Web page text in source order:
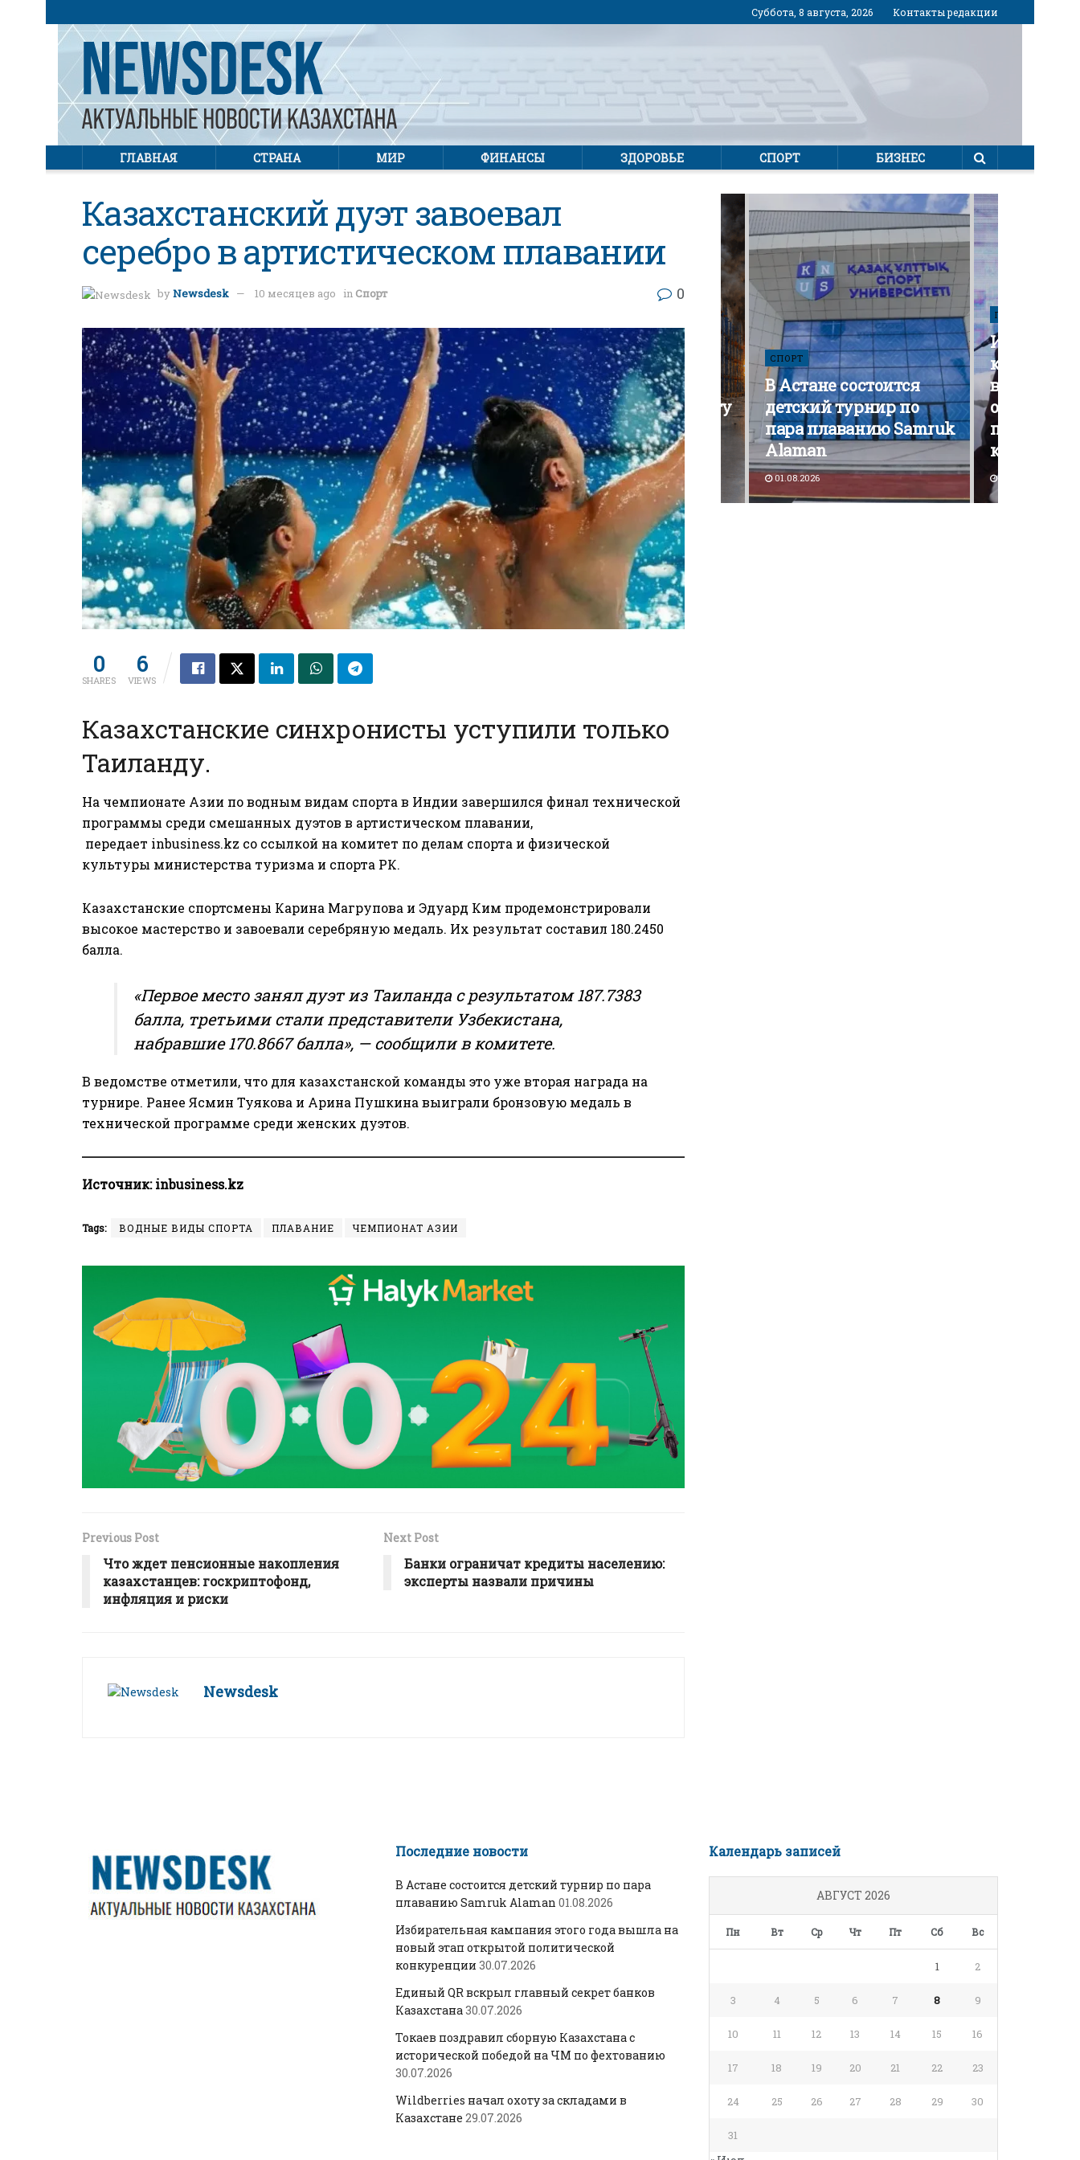
Суббота, 8 августа, 2026 Контакты редакции
ГЛАВНАЯ СТРАНА МИР ФИНАНСЫ ЗДОРОВЬЕ СПОРТ БИЗНЕС
Казахстанский дуэт завоевал
серебро в артистическом плавании
byNewsdesk 10 месяцев ago in Спорт 0
0
SHARES
6
VIEWS
Казахстанские синхронисты уступили только
Таиланду.
На чемпионате Азии по водным видам спорта в Индии завершился финал технической
программы среди смешанных дуэтов в артистическом плавании,
передает inbusiness.kz со ссылкой на комитет по делам спорта и физической
культуры министерства туризма и спорта РК.
Казахстанские спортсмены Карина Магрупова и Эдуард Ким продемонстрировали
высокое мастерство и завоевали серебряную медаль. Их результат составил 180.2450
балла.
«Первое место занял дуэт из Таиланда с результатом 187.7383
балла, третьими стали представители Узбекистана,
набравшие 170.8667 балла», — сообщили в комитете.
В ведомстве отметили, что для казахстанской команды это уже вторая награда на
турнире. Ранее Ясмин Туякова и Арина Пушкина выиграли бронзовую медаль в
технической программе среди женских дуэтов.
Источник:inbusiness.kz
Tags: ВОДНЫЕ ВИДЫ СПОРТА ПЛАВАНИЕ ЧЕМПИОНАТ АЗИИ
Previous Post
Что ждет пенсионные накопления
казахстанцев: госкриптофонд,
инфляция и риски
Next Post
Банки ограничат кредиты населению:
эксперты назвали причины
Newsdesk
БИЗНЕС
Wildberries начал охоту
за складами в
Казахстане
29.07.2026
СПОРТ
В Астане состоится
детский турнир по
пара плаванию Samruk
Alaman
01.08.2026
ПОЛИТИКА
кампания
вышла на
открытой
30.07.2026
Последние новости
В Астане состоится детский турнир по пара
плаванию Samruk Alaman 01.08.2026
Избирательная кампания этого года вышла на
новый этап открытой политической
конкуренции 30.07.2026
Единый QR вскрыл главный секрет банков
Казахстана30.07.2026
Токаев поздравил сборную Казахстана с
исторической победой на ЧМ по фехтованию
30.07.2026
Wildberries начал охоту за складами в
Казахстане 29.07.2026
Календарь записей
АВГУСТ 2026
Пн Вт Ср Чт Пт Сб Вс
1 2
3 4 5 6 7 8 9
10 11 12 13 14 15 16
17 18 19 20 21 22 23
24 25 26 27 28 29 30
31